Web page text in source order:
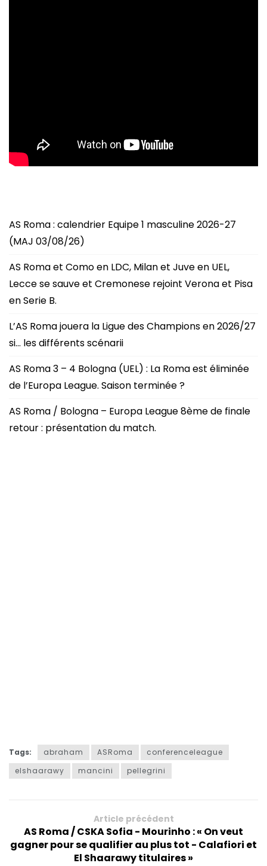
AS Roma : calendrier Equipe 1 masculine 2026-27
(MAJ 03/08/26)
AS Roma et Como en LDC, Milan et Juve en UEL,
Lecce se sauve et Cremonese rejoint Verona et Pisa
en Serie B.
L’AS Roma jouera la Ligue des Champions en 2026/27
si… les différents scénarii
AS Roma 3 – 4 Bologna (UEL) : La Roma est éliminée
de l’Europa League. Saison terminée ?
AS Roma / Bologna – Europa League 8ème de finale
retour : présentation du match.
Tags: abraham ASRoma
conferenceleague
elshaarawy
mancini pellegrini
Article précédent
AS Roma / CSKA Sofia - Mourinho : « On veut
gagner pour se qualifier au plus tot - Calafiori et
El Shaarawy titulaires »